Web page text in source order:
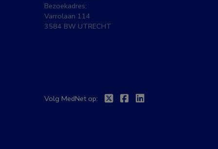
Bezoekadres:
Varrolaan 114
3584 BW UTRECHT
Volg MedNet op: TwitterFacebook
Linkedin